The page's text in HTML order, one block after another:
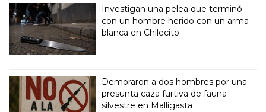
Investigan una pelea que terminó
con un hombre herido con un arma
blanca en Chilecito
Demoraron a dos hombres por una
presunta caza furtiva de fauna
silvestre en Malligasta